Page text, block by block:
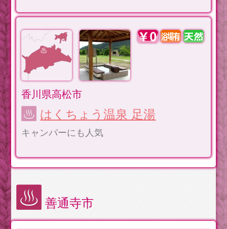
香川県高松市
はくちょう温泉 足湯
キャンパーにも人気
善通寺市